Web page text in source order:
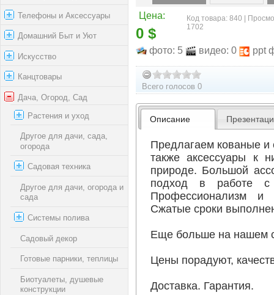
Телефоны и Аксессуары
Домашний Быт и Уют
Искусство
Канцтовары
Дача, Огород, Сад
Растения и уход
Другое для дачи, сада,
огорода
Садовая техника
Другое для дачи, огорода и
сада
Системы полива
Садовый декор
Готовые парники, теплицы
Биотуалеты, душевые
конструкции
Цена:
0 $
Код товара: 840 |
1702
фото: 5 видео: 0 ppt
Всего голосов 0
Описание
Предлагаем кованые и
также аксессуары к
природе. Большой
подход в работе
Профессионализм и
Сжатые сроки
Еще больше на нашем
Цены порадуют,
Доставка. Гарантия.